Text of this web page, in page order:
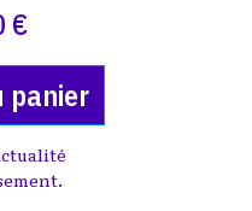
€
panier